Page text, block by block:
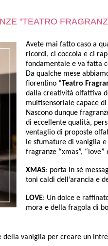
"TEATRO
Avete mai fatto caso a
ricordi, ci coccola e ci
fondamentale e va fatta
Da qualche mese
fiorentino “Teatro
dalla creatività olfattiva
multisensoriale capace
Nascono dunque
di eccellente qualità,
ventaglio di proposte
le sfumature di vaniglia
fragranze “xmas”, “love”
XMAS: porta in sé
toni caldi dell’arancia e
LOVE: Un dolce e
mora e della fragola di
della vaniglia per creare un